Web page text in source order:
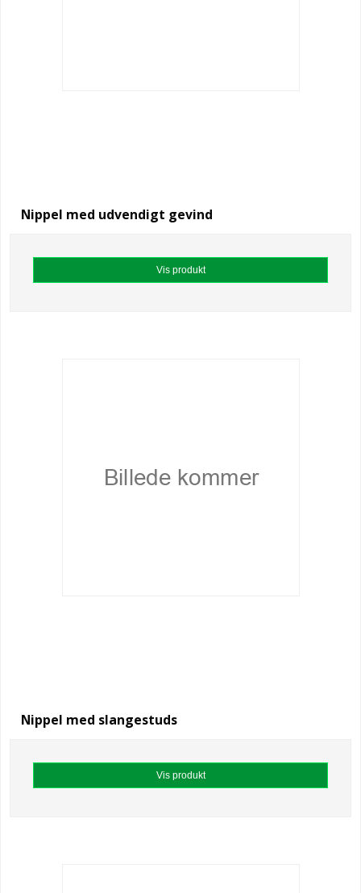
Nippel med udvendigt gevind
Vis produkt
Nippel med slangestuds
Vis produkt